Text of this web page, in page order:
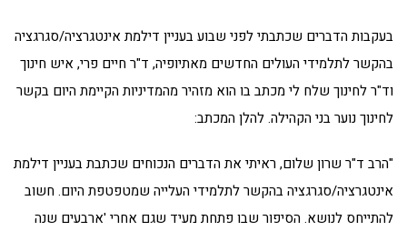
בעקבות הדברים שכתבתי לפני שבוע בעניין דילמת אינטגרציה/סגרגציה
בהקשר לתלמידי העולים החדשים מאתיופיה, ד"ר חיים פרי, איש חינוך
וד"ר לחינוך שלח לי מכתב בו הוא מזהיר מהמדיניות הקיימת היום בקשר
לחינוך נוער בני הקהילה. להלן המכתב:
"הרב ד"ר שרון שלום, ראיתי את הדברים הנכוחים שכתבת בעניין דילמת
אינטגרציה/סגרגציה בהקשר לתלמידי העלייה שמטפטפת היום. חשוב
להתייחס לנושא. הסיפור שבו פתחת מעיד שגם אחרי 'ארבעים שנה